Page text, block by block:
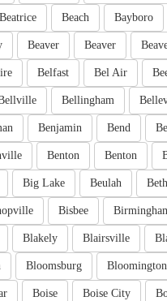
Bayboro
Beach
Beatrice
Beaver
Beaver
Bel Air
Belfast
Bellingham
Bend
Benjamin
Benton
Benton
Beulah
Big Lake
Bisbee
Blairsville
Blakely
Bloomington
Bloomsburg
Boise City
Boise